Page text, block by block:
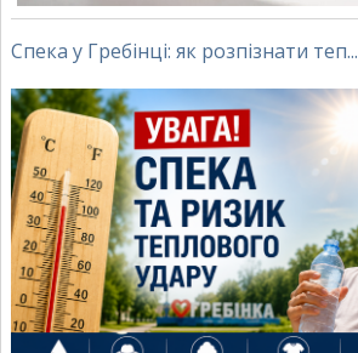
Спека у Гребінці: як розпізнати теп...